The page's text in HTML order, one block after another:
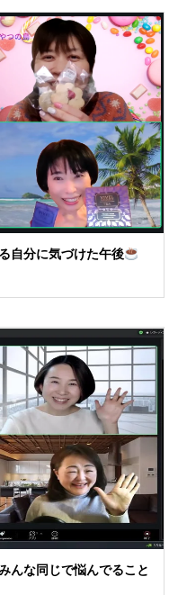
自分に気づけた午後
んな同じで悩んでること